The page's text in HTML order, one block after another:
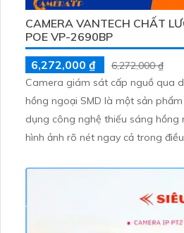
CAMERA VANTECH CHẤT
POE VP-2690BP
6,272,000 ₫
6,272,000 ₫
Camera giám sát cấp nguồ qua
hồng ngoại SMD là một sản
dụng công nghệ thiếu sáng hồng
hình ảnh rõ nét ngay cả trong
phép quan sát xa hơn trong đêm tối. Camera
trợ chức năng báo động chuyển
nghệ H